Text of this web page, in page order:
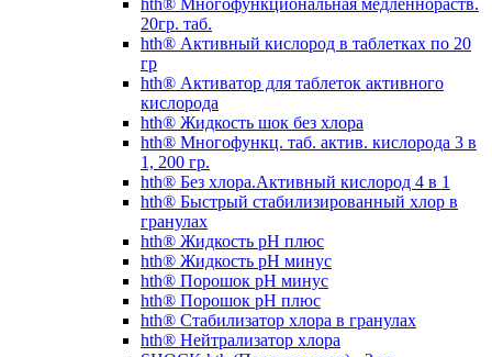
20гр. таб.
hth® Активный кислород в таблетках по 20
гр
hth® Активатор для таблеток активного
кислорода
hth® Жидкость шок без хлора
hth® Многофункц. таб. актив. кислорода 3 в
1, 200 гр.
hth® Без хлора.Активный кислород 4 в 1
hth® Быстрый стабилизированный хлор в
гранулах
hth® Жидкость pH плюс
hth® Жидкость pH минус
hth® Порошок pH минус
hth® Порошок pH плюс
hth® Стабилизатор хлора в гранулах
hth® Нейтрализатор хлора